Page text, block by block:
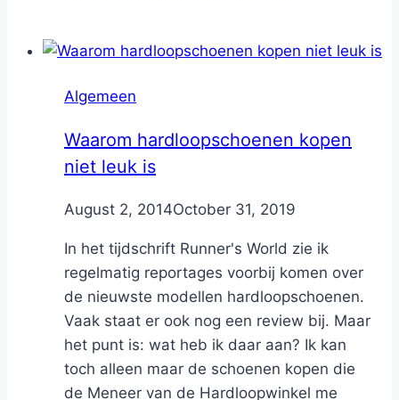
Algemeen
Waarom hardloopschoenen kopen
niet leuk is
ByNicole
August 2, 2014October 31, 2019
In het tijdschrift Runner's World zie ik
regelmatig reportages voorbij komen over
de nieuwste modellen hardloopschoenen.
Vaak staat er ook nog een review bij. Maar
het punt is: wat heb ik daar aan? Ik kan
toch alleen maar de schoenen kopen die
de Meneer van de Hardloopwinkel me